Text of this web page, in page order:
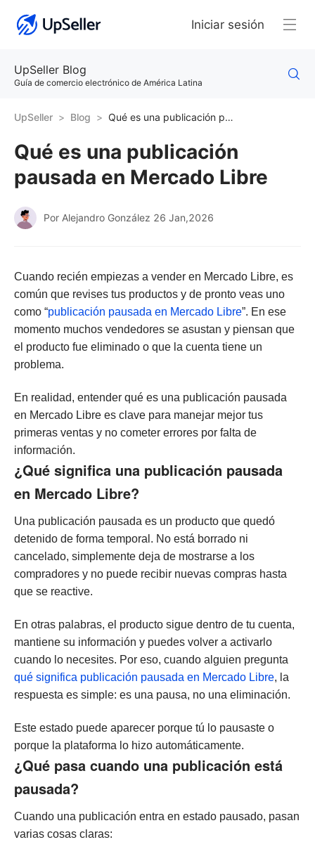
Iniciar sesión
UpSeller Blog
Guía de comercio electrónico de América Latina
UpSeller Blog Qué es una publicación pausada en Mercado Libre
Qué es una publicación
pausada en Mercado Libre
Por Alejandro González 26 Jan,2026
Cuando recién empiezas a vender en Mercado Libre, es
común que revises tus productos y de pronto veas uno
como “publicación pausada en Mercado Libre”. En ese
momento muchos vendedores se asustan y piensan que
el producto fue eliminado o que la cuenta tiene un
problema.
En realidad, entender qué es una publicación pausada
en Mercado Libre es clave para manejar mejor tus
primeras ventas y no cometer errores por falta de
información.
¿Qué significa una publicación pausada
en Mercado Libre?
Una publicación pausada es un producto que quedó
detenido de forma temporal. No está borrado ni
cancelado, simplemente deja de mostrarse a los
compradores y no puede recibir nuevas compras hasta
que se reactive.
En otras palabras, el producto sigue dentro de tu cuenta,
mantiene su información y puedes volver a activarlo
cuando lo necesites. Por eso, cuando alguien pregunta
qué significa publicación pausada en Mercado Libre, la
respuesta es simple: es una pausa, no una eliminación.
Este estado puede aparecer porque tú lo pausaste o
porque la plataforma lo hizo automáticamente.
¿Qué pasa cuando una publicación está
pausada?
Cuando una publicación entra en estado pausado, pasan
varias cosas claras: